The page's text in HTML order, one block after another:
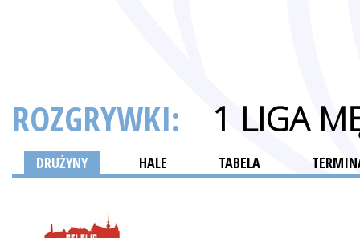
ROZGRYWKI: 1 LIGA
DRUŻYNY HALE TABELA